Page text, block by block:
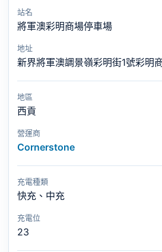
站名
將軍澳彩明商場停車場
地址
新界將軍澳調景嶺彩明街1號彩明
地區
西貢
營運商
Cornerstone
充電種類
快充、中充
充電位
23